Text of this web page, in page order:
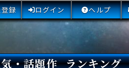
録 ログイン ヘルプ
・話題作 ランキング